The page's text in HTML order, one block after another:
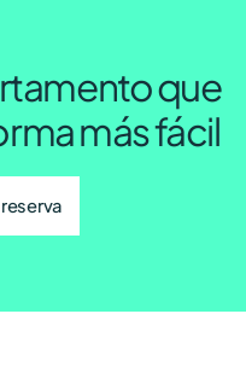
que
más fácil